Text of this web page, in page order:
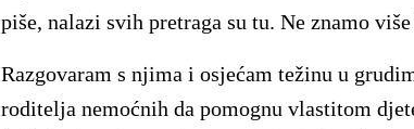
piše, nalazi svih pretraga su tu. Ne znamo
Razgovaram s njima i osjećam težinu u
roditelja nemoćnih da pomognu vlastitom